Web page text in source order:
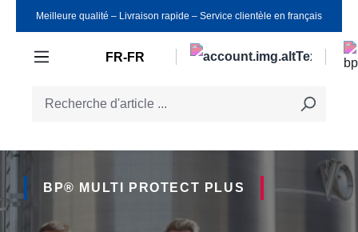
Passer au contenu principal
Meilleure qualité ‒ Livraison rapide ‒ Service clientèle en français
FR-FR
BP® MULTI PROTECT PLUS